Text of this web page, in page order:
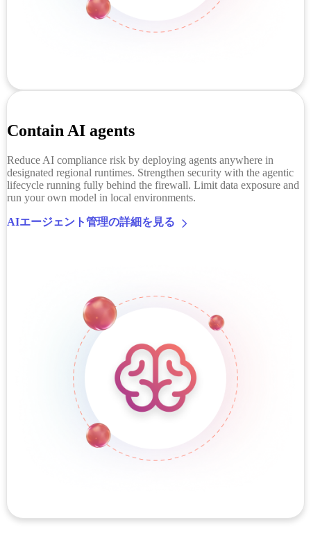
Contain AI agents
Reduce AI compliance risk by deploying agents anywhere in
designated regional runtimes. Strengthen security with the agentic
lifecycle running fully behind the firewall. Limit data exposure and
run your own model in local environments.
AIエージェント管理の詳細を見る